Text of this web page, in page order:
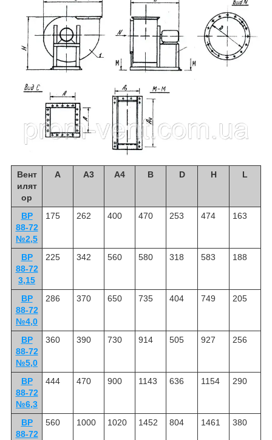
Вент
илят
ор
А А3 А4 В D H L
ВР
88-72
№2,5
175 262 400 470 253 474 163
ВР
88-72
3,15
225 342 560 580 318 583 188
ВР
88-72
№4,0
286 370 650 735 404 749 205
ВР
88-72
№5,0
360 390 730 914 505 927 256
ВР
88-72
№6,3
444 470 900 1143 636 1154 290
ВР
88-72
560 1000 1020 1452 804 1461 380